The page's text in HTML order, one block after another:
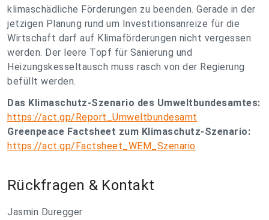
klimaschädliche Förderungen zu beenden. Gerade in der
jetzigen Planung rund um Investitionsanreize für die
Wirtschaft darf auf Klimaförderungen nicht vergessen
werden. Der leere Topf für Sanierung und
Heizungskesseltausch muss rasch von der Regierung
befüllt werden.
Das Klimaschutz-Szenario des Umweltbundesamtes:
https://act.gp/Report_Umweltbundesamt
Greenpeace Factsheet zum Klimaschutz-Szenario:
https://act.gp/Factsheet_WEM_Szenario
Rückfragen & Kontakt
Jasmin Duregger